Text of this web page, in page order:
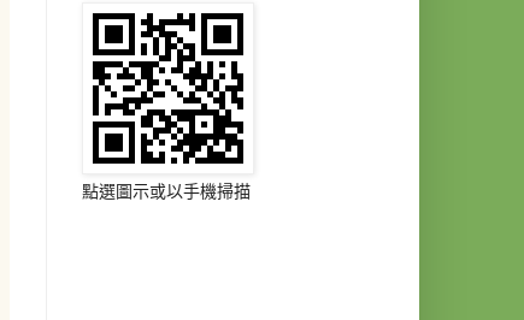
點選圖示或以手機掃描